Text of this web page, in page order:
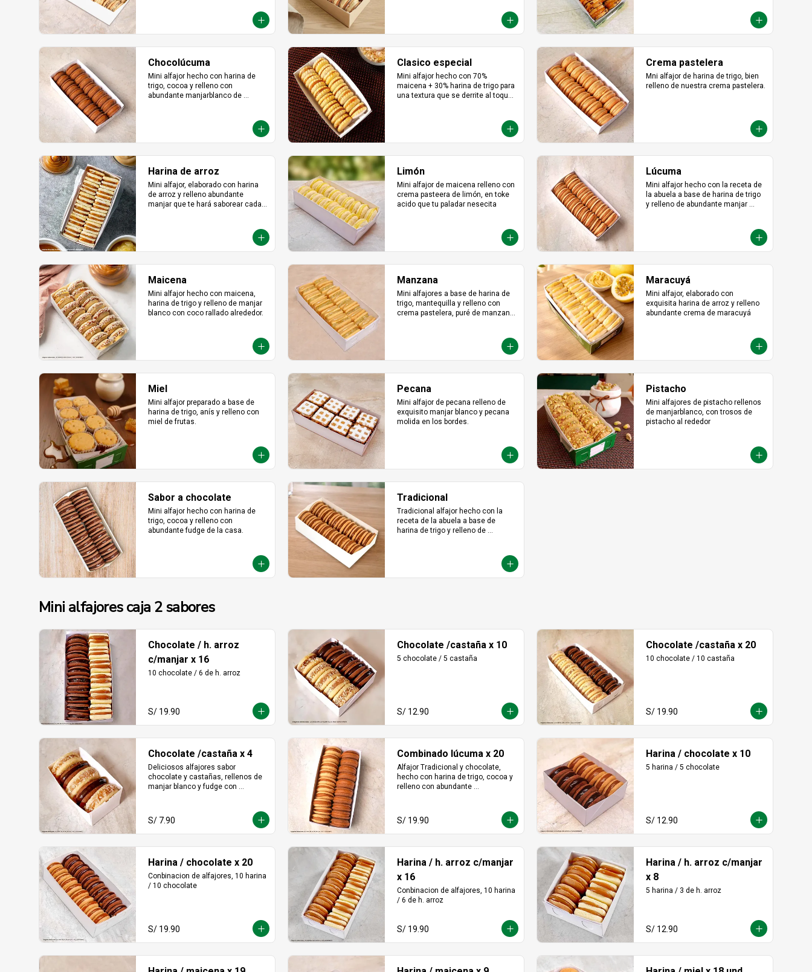
Chocolúcuma
Mini alfajor hecho con harina de
trigo, cocoa y relleno con
abundante manjarblanco de
Clasico especial
Mini alfajor hecho con 70%
maicena + 30% harina de trigo para
una textura que se derrite al toque.
Crema pastelera
Mni alfajor de harina de trigo, bien
relleno de nuestra crema pastelera.
Harina de arroz
Mini alfajor, elaborado con harina
de arroz y relleno abundante
manjar que te hará saborear cada
Limón
Mini alfajor de maicena relleno con
crema pasteera de limón, en toke
acido que tu paladar nesecita
Lúcuma
Mini alfajor hecho con la receta de
la abuela a base de harina de trigo
y relleno de abundante manjar
Maicena
Mini alfajor hecho con maicena,
harina de trigo y relleno de manjar
blanco con coco rallado alrededor.
Manzana
Mini alfajores a base de harina de
trigo, mantequilla y relleno con
crema pastelera, puré de manzana
Maracuyá
Mini alfajor, elaborado con
exquisita harina de arroz y relleno
abundante crema de maracuyá
Miel
Mini alfajor preparado a base de
harina de trigo, anís y relleno con
miel de frutas.
Pecana
Mini alfajor de pecana relleno de
exquisito manjar blanco y pecana
molida en los bordes.
Pistacho
Mini alfajores de pistacho rellenos
de manjarblanco, con trosos de
pistacho al rededor
Sabor a chocolate
Mini alfajor hecho con harina de
trigo, cocoa y relleno con
abundante fudge de la casa.
Tradicional
Tradicional alfajor hecho con la
receta de la abuela a base de
harina de trigo y relleno de
Mini alfajores caja 2 sabores
Chocolate / h. arroz
c/manjar x 16
10 chocolate / 6 de h. arroz
S/ 19.90
Chocolate /castaña x 10
5 chocolate / 5 castaña
S/ 12.90
Chocolate /castaña x 20
10 chocolate / 10 castaña
S/ 19.90
Chocolate /castaña x 4
Deliciosos alfajores sabor
chocolate y castañas, rellenos de
manjar blanco y fudge con
S/ 7.90
Combinado lúcuma x 20
Alfajor Tradicional y chocolate,
hecho con harina de trigo, cocoa y
relleno con abundante
S/ 19.90
Harina / chocolate x 10
5 harina / 5 chocolate
S/ 12.90
Harina / chocolate x 20
Conbinacion de alfajores, 10 harina
/ 10 chocolate
S/ 19.90
Harina / h. arroz c/manjar
x 16
Conbinacion de alfajores, 10 harina
/ 6 de h. arroz
S/ 19.90
Harina / h. arroz c/manjar
x 8
5 harina / 3 de h. arroz
S/ 12.90